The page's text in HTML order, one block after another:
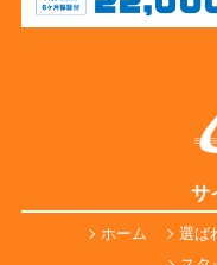
サ
ホーム 選ば